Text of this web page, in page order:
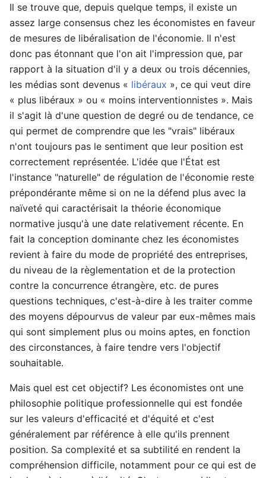
Il se trouve que, depuis quelque temps, il existe un
assez large consensus chez les économistes en faveur
de mesures de libéralisation de l'économie. Il n'est
donc pas étonnant que l'on ait l'impression que, par
rapport à la situation d'il y a deux ou trois décennies,
les médias sont devenus « libéraux », ce qui veut dire
« plus libéraux » ou « moins interventionnistes ». Mais
il s'agit là d'une question de degré ou de tendance, ce
qui permet de comprendre que les "vrais" libéraux
n'ont toujours pas le sentiment que leur position est
correctement représentée. L'idée que l'État est
l'instance "naturelle" de régulation de l'économie reste
prépondérante même si on ne la défend plus avec la
naïveté qui caractérisait la théorie économique
normative jusqu'à une date relativement récente. En
fait la conception dominante chez les économistes
revient à faire du mode de propriété des entreprises,
du niveau de la règlementation et de la protection
contre la concurrence étrangère, etc. de pures
questions techniques, c'est-à-dire à les traiter comme
des moyens dépourvus de valeur par eux-mêmes mais
qui sont simplement plus ou moins aptes, en fonction
des circonstances, à faire tendre vers l'objectif
souhaitable.
Mais quel est cet objectif? Les économistes ont une
philosophie politique professionnelle qui est fondée
sur les valeurs d'efficacité et d'équité et c'est
généralement par référence à elle qu'ils prennent
position. Sa complexité et sa subtilité en rendent la
compréhension difficile, notamment pour ce qui est de